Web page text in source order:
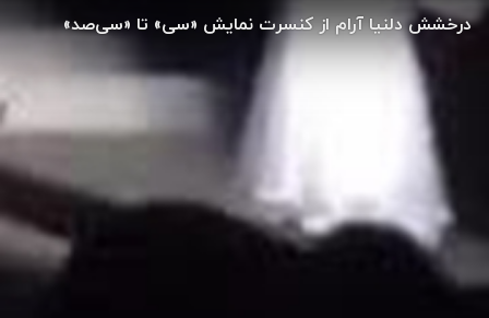
درخشش دلنیا آرام از کنسرت نمایش «سی» تا «سی‌صد»